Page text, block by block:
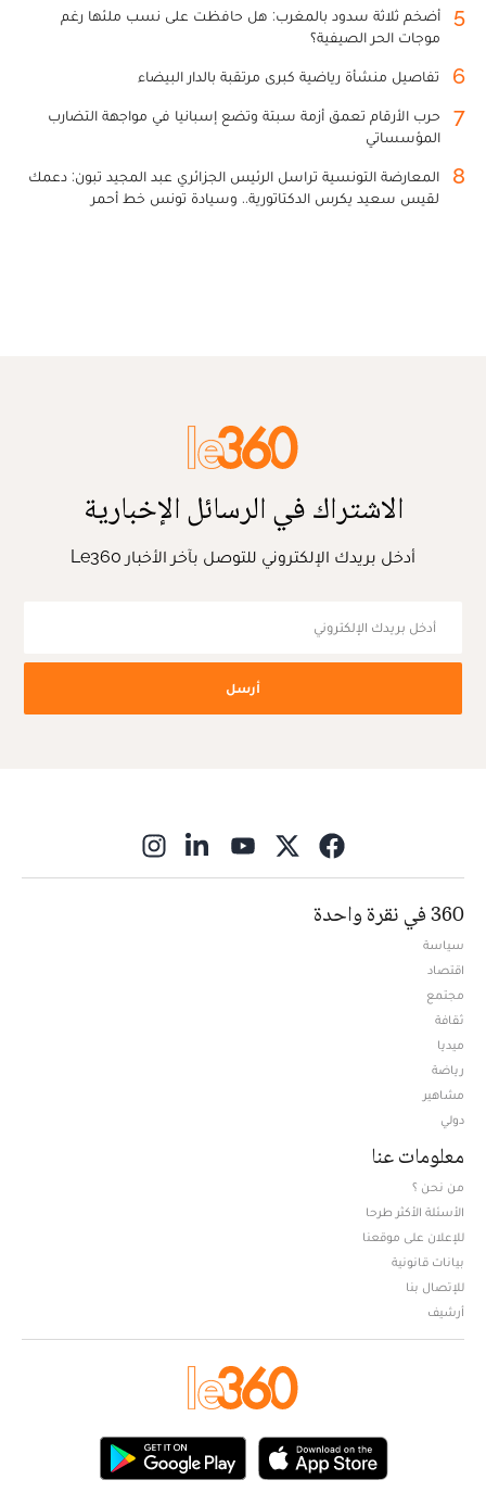
5
أضخم ثلاثة سدود بالمغرب: هل حافظت على نسب ملئها رغم
موجات الحر الصيفية؟
6 تفاصيل منشأة رياضية كبرى مرتقبة بالدار البيضاء
7
حرب الأرقام تعمق أزمة سبتة وتضع إسبانيا في مواجهة التضارب
المؤسساتي
8
المعارضة التونسية تراسل الرئيس الجزائري عبد المجيد تبون: دعمك
لقيس سعيد يكرس الدكتاتورية.. وسيادة تونس خط أحمر
الاشتراك في الرسائل الإخبارية
أدخل بريدك الإلكتروني للتوصل بآخر الأخبار Le360
أرسل
360 في نقرة واحدة
سياسة
اقتصاد
مجتمع
ثقافة
ميديا
رياضة
مشاهير
دولي
معلومات عنا
من نحن ؟
الأسئلة الأكثر طرحا
للإعلان على موقعنا
بيانات قانونية
للإتصال بنا
أرشيف